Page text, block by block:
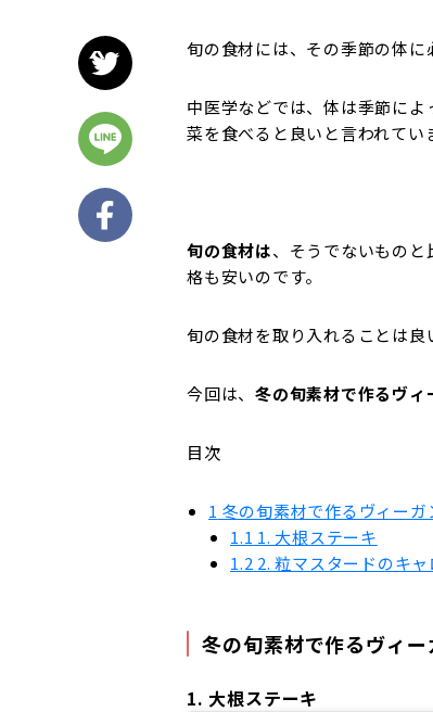
旬の食材には、その季節の体に
中医学などでは、体は季節に
菜を食べると良いと言われてい
旬の食材は、そうでないものと
格も安いのです。
旬の食材を取り入れることは良
今回は、 冬の旬素材で作るヴ
目次
1 冬の旬素材で作るヴィーガ
1.1 1. 大根ステーキ
1.2 2. 粒マスタードのキ
冬の旬素材で作るヴィ
1. 大根ステーキ